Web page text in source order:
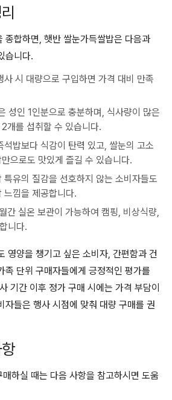
종합하면, 햇반 쌀눈가득쌀밥은 다음과
습니다.
사 시 대량으로 구입하면 가격 대비 만족
성인 1인분으로 충분하며, 식사량이 많은
개를 섭취할 수 있습니다.
석밥보다 식감이 탄력 있고, 쌀눈의 고소
으로도 맛있게 즐길 수 있습니다.
특유의 질감을 선호하지 않는 소비자들도
느낌을 제공합니다.
간 실온 보관이 가능하여 캠핑, 비상식량,
니다.
영양을 챙기고 싶은 소비자, 간편함과 건
족 단위 구매자들에게 긍정적인 평가를
기간 이후 정가 구매 시에는 가격 부담이
자들은 행사 시점에 맞춰 대량 구매를 권
하실 때는 다음 사항을 참고하시면 도움